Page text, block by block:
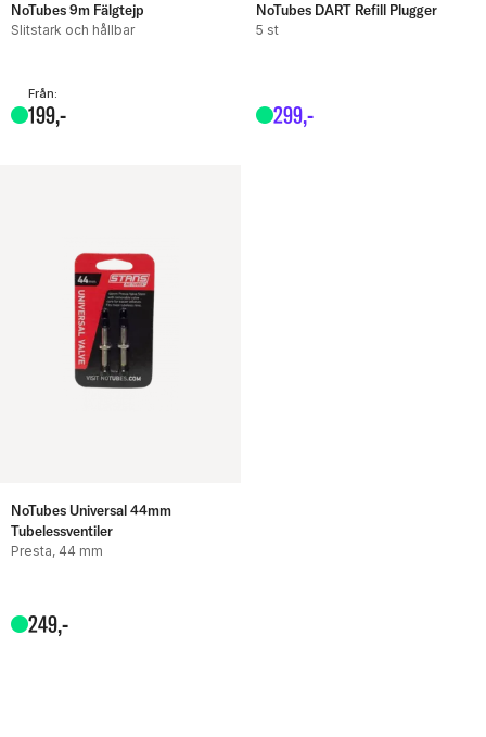
NoTubes 9m Fälgtejp
Slitstark och hållbar
199,-
Från:
NoTubes DART Refill Plugger
5 st
299,-
NoTubes Universal 44mm
Tubelessventiler
Presta, 44 mm
249,-